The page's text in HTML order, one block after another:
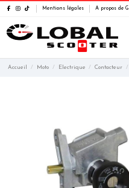
Mentions légales A propos de
Accueil Moto Electrique Contacteur